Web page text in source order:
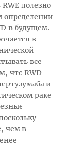
полезно
определении
в будущем.
в
все
что RWD
и
раке
чем в